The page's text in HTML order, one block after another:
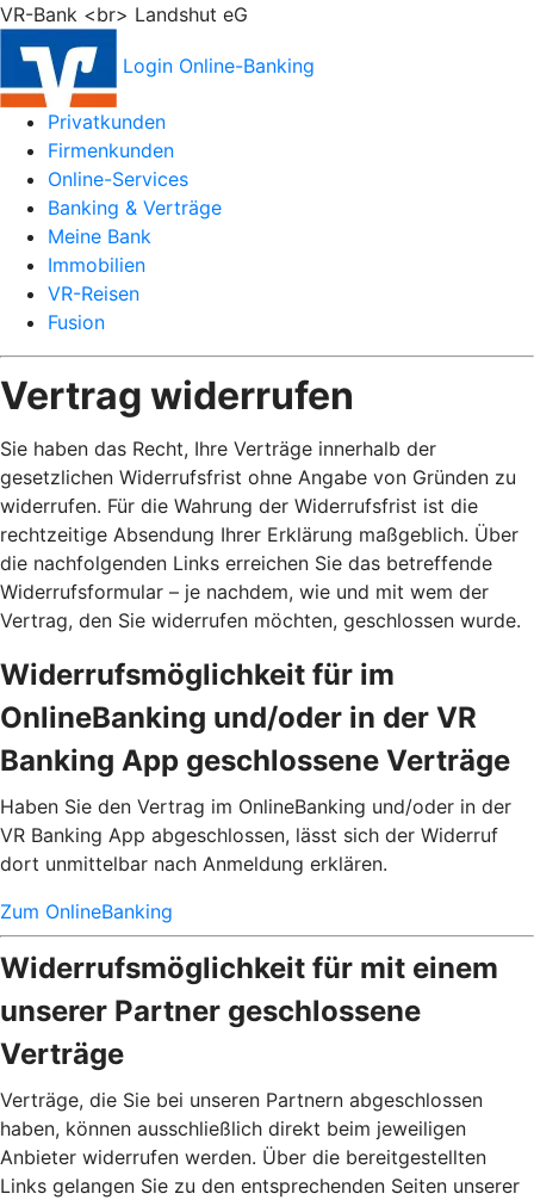
VR-Bank <br> Landshut eG
Login Online-Banking
Privatkunden
Firmenkunden
Online-Services
Banking & Verträge
Meine Bank
Immobilien
VR-Reisen
Fusion
Vertrag widerrufen
Sie haben das Recht, Ihre Verträge innerhalb der
gesetzlichen Widerrufsfrist ohne Angabe von Gründen zu
widerrufen. Für die Wahrung der Widerrufsfrist ist die
rechtzeitige Absendung Ihrer Erklärung maßgeblich. Über
die nachfolgenden Links erreichen Sie das betreffende
Widerrufsformular – je nachdem, wie und mit wem der
Vertrag, den Sie widerrufen möchten, geschlossen wurde.
Widerrufsmöglichkeit für im
OnlineBanking und/oder in der VR
Banking App geschlossene Verträge
Haben Sie den Vertrag im OnlineBanking und/oder in der
VR Banking App abgeschlossen, lässt sich der Widerruf
dort unmittelbar nach Anmeldung erklären.
Zum OnlineBanking
Widerrufsmöglichkeit für mit einem
unserer Partner geschlossene
Verträge
Verträge, die Sie bei unseren Partnern abgeschlossen
haben, können ausschließlich direkt beim jeweiligen
Anbieter widerrufen werden. Über die bereitgestellten
Links gelangen Sie zu den entsprechenden Seiten unserer